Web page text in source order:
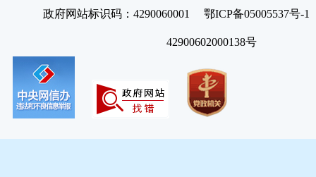
政府网站标识码：4290060001 鄂ICP备05005537号
42900602000138号